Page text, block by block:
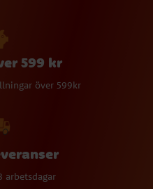
599 kr
över 599kr
arbetsdagar